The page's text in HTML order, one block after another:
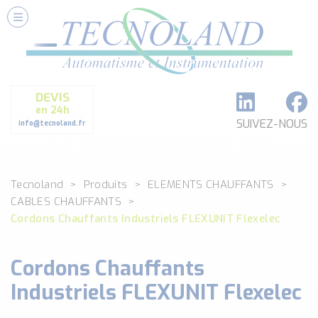
DEVIS
en 24h
info@tecnoland.fr SUIVEZ-NOUS
Nos Services
Conseils et Fourniture
Formation et Assistance
Architecture I-O Link multi fabricants
Classé par catégorie
DEBIT
DETECTION
SECURITE MACHINE
ENREGISTREUR + ACQUISITION DE DONNEES
Voir toutes les catégories …
Tecnoland Produits
ELEMENTS CHAUFFANTS
CABLES CHAUFFANTS
Cordons Chauffants Industriels FLEXUNIT Flexelec
Cordons Chauffants
Industriels FLEXUNIT Flexelec